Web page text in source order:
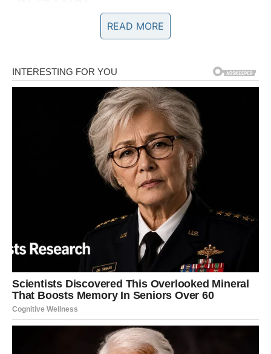
Nova sedmica donosidinamiku, vesti i preokrete
se umnožavaju – i baš u toj razmeni informacija krije se
vaša sreća. Jedan razgovor može promeniti način na koji
gledate na budućnost.
U ljubavi – moguće je novo poznanstvo ili obnova
komunikacije sa nekim ko vam nije izašao iz misli. Na
poslu – ideja koju izgovorite nailazi na podršku. Sreća
dolazi kada se usudite da kažete ono što zaista mislite.
Za vas nova sedmica donosi emocionalno rasterećenje
Kao da se unutrašnja oluja stišava, a vi konačno dolazite
do daha. Mnogi Rakovi će osetiti da su doneli pravu
odluku u prošlosti, čak i ako je tada bolela.
U ljubavi – razgovori postaju nežniji, iskreniji i dublji.
Porodica i dom donose utehu i snagu. Ako ste slobodni,
neko može pokazati interesovanje na suptilan, ali topao
način. Vaša sreća ove sedmice dolazi kroz
READ MORE